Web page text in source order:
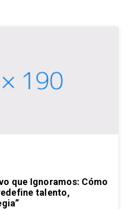
que Ignoramos: Cómo
talento,